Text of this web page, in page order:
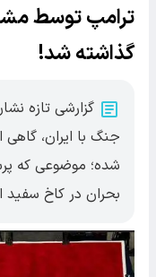
ترامپ توسط
گذاشته شد!
گزارشی تازه
جنگ با ایران،
شده؛ موضوعی که
بحران در کاخ سفید